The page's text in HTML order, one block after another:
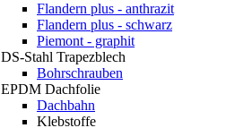
Flandern plus - anthrazit
Flandern plus - schwarz
Piemont - graphit
DS-Stahl Trapezblech
Bohrschrauben
EPDM Dachfolie
Dachbahn
Klebstoffe